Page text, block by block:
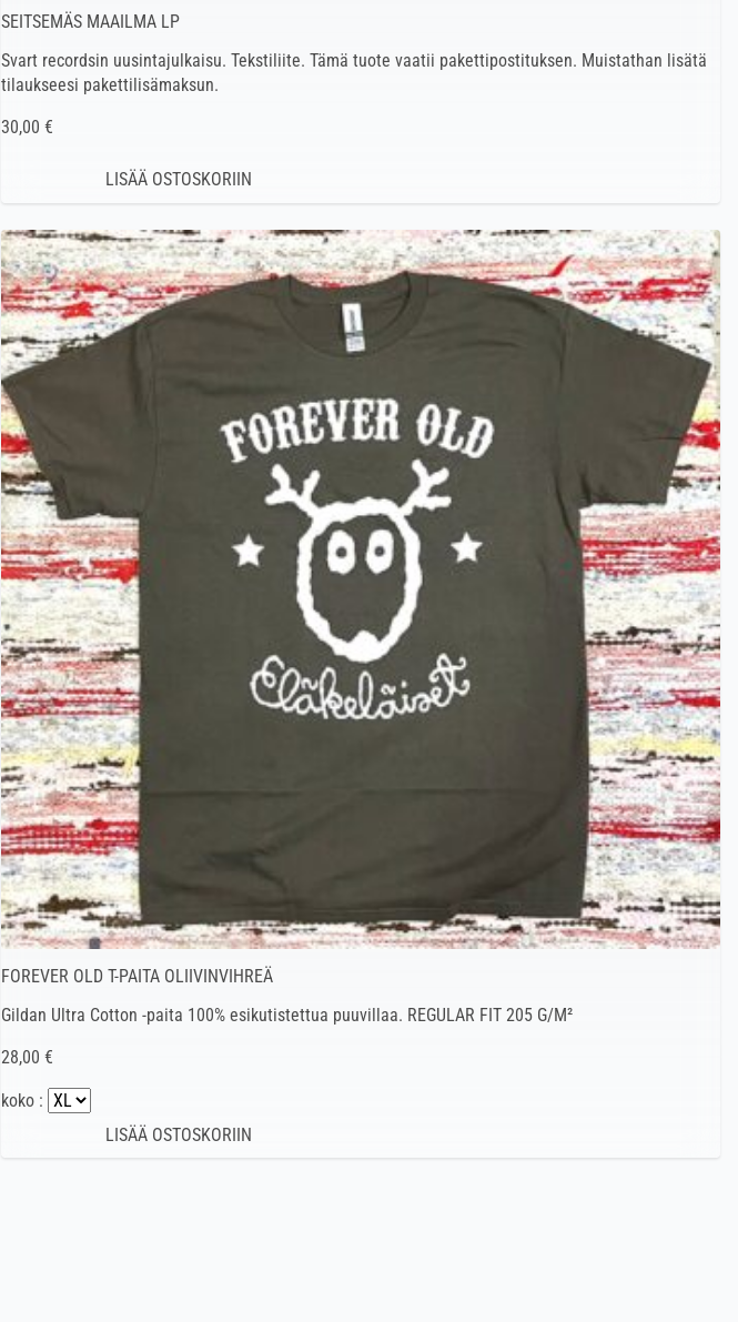
SEITSEMÄS MAAILMA LP
Svart recordsin uusintajulkaisu. Tekstiliite. Tämä tuote vaatii pakettipostituksen. Muistathan lisätä
tilaukseesi pakettilisämaksun.
30,00 €
FOREVER OLD T-PAITA OLIIVINVIHREÄ
Gildan Ultra Cotton -paita 100% esikutistettua puuvillaa. REGULAR FIT 205 G/M²
28,00 €
koko :